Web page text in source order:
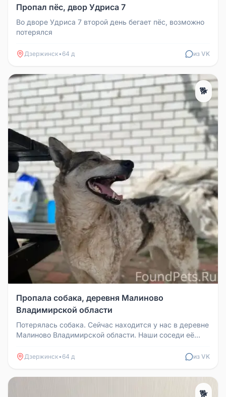
Пропал пёс, двор Удриса 7
Во дворе Удриса 7 второй день бегает пёс, возможно
потерялся
Дзержинск•64 д из VK
🐕
Пропала собака, деревня Малиново
Владимирской области
Потерялась собака. Сейчас находится у нас в деревне
Малиново Владимирской области. Наши соседи её
Дзержинск•64 д из VK
🐕